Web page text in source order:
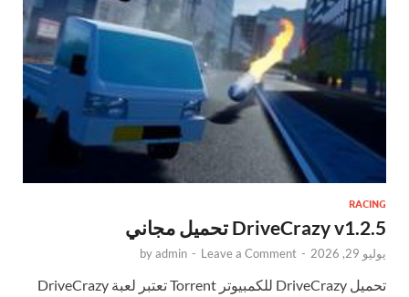
RACING
DriveCrazy v1.2.5 تحميل مجاني
يوليو 29, 2026 -
byadmin - Leave a Comment
تحميل DriveCrazy للكمبيوتر Torrent تعتبر لعبة DriveCrazy